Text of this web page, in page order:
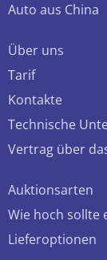
Auto aus China
Über uns
Tarif
Kontakte
Technische
Vertrag über
Auktionsarten
Wie hoch sollte
Lieferoptionen